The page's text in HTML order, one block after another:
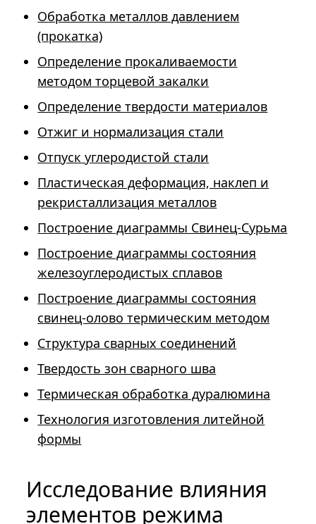
Обработка металлов давлением
(прокатка)
Определение прокаливаемости
методом торцевой закалки
Определение твердости материалов
Отжиг и нормализация стали
Отпуск углеродистой стали
Пластическая деформация, наклеп и
рекристаллизация металлов
Построение диаграммы Свинец-Сурьма
Построение диаграммы состояния
железоуглеродистых сплавов
Построение диаграммы состояния
свинец-олово термическим методом
Структура сварных соединений
Твердость зон сварного шва
Термическая обработка дуралюмина
Технология изготовления литейной
формы
Исследование влияния
элементов режима